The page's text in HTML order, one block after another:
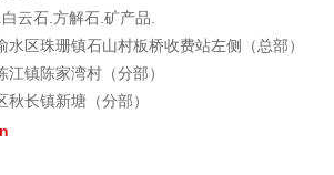
云石.方解石.矿产品.
水区珠珊镇石山村板桥收费站左侧（总部）
镇陈家湾村（分部）
长镇新塘（分部）